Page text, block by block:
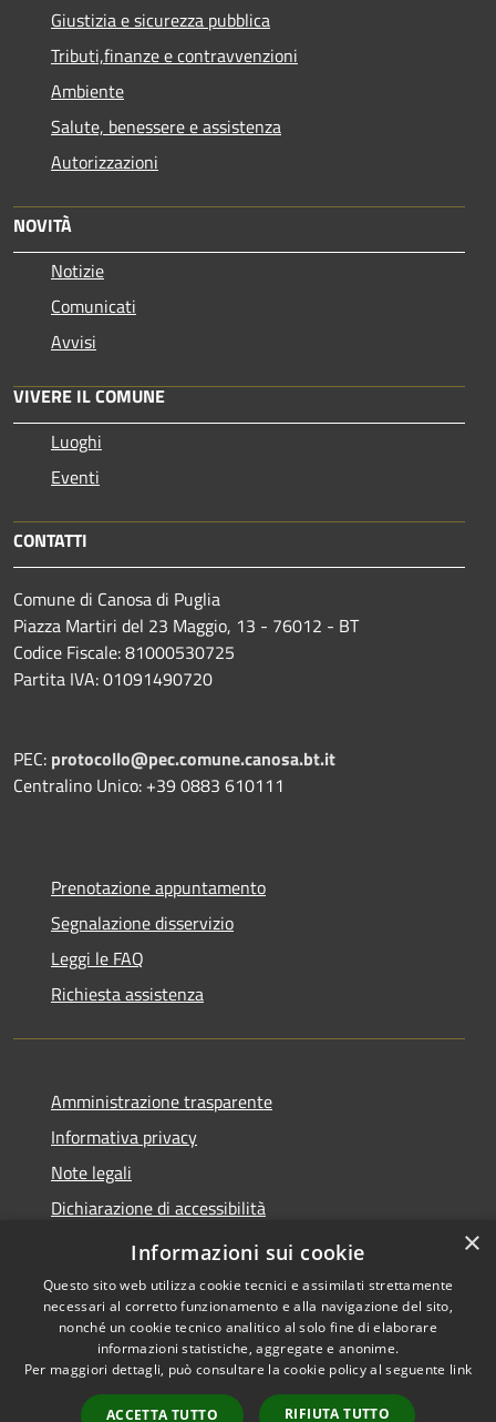
Giustizia e sicurezza pubblica
Tributi,finanze e contravvenzioni
Ambiente
Salute, benessere e assistenza
Autorizzazioni
NOVITÀ
Notizie
Comunicati
Avvisi
VIVERE IL COMUNE
Luoghi
Eventi
CONTATTI
Comune di Canosa di Puglia
Piazza Martiri del 23 Maggio, 13 - 76012 - BT
Codice Fiscale: 81000530725
Partita IVA: 01091490720
PEC: protocollo@pec.comune.canosa.bt.it
Centralino Unico: +39 0883 610111
Prenotazione appuntamento
Segnalazione disservizio
Leggi le FAQ
Richiesta assistenza
Amministrazione trasparente
Informativa privacy
Note legali
Dichiarazione di accessibilità
WhistleblowingPA
Accessibilità
Copyright © 2026 • Comune di
Canosa di Puglia • Powered by
Municipium• Accesso
×
Informazioni sui cookie
Questo sito web utilizza cookie tecnici e assimilati strettamente
necessari al corretto funzionamento e alla navigazione del sito,
nonché un cookie tecnico analitico al solo fine di elaborare
informazioni statistiche, aggregate e anonime.
Per maggiori dettagli, può consultare la cookie policy al seguente link
ACCETTA TUTTO RIFIUTA TUTTO